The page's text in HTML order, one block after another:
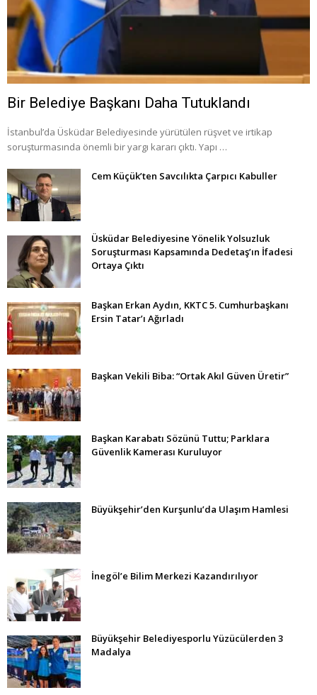
Bir Belediye Başkanı Daha Tutuklandı
İstanbul’da Üsküdar Belediyesinde yürütülen rüşvet ve irtikap
soruşturmasında önemli bir yargı kararı çıktı. Yapı …
Cem Küçük’ten Savcılıkta Çarpıcı Kabuller
Üsküdar Belediyesine Yönelik Yolsuzluk
Soruşturması Kapsamında Dedetaş’ın İfadesi
Ortaya Çıktı
Başkan Erkan Aydın, KKTC 5. Cumhurbaşkanı
Ersin Tatar’ı Ağırladı
Başkan Vekili Biba: “Ortak Akıl Güven Üretir”
Başkan Karabatı Sözünü Tuttu; Parklara
Güvenlik Kamerası Kuruluyor
Büyükşehir’den Kurşunlu’da Ulaşım Hamlesi
İnegöl’e Bilim Merkezi Kazandırılıyor
Büyükşehir Belediyesporlu Yüzücülerden 3
Madalya